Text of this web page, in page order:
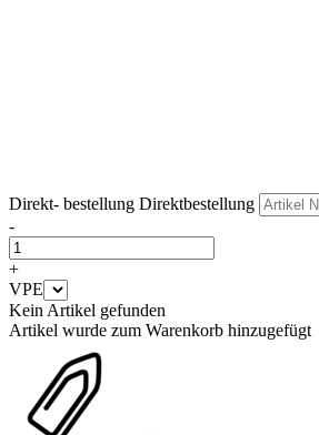
Direkt- bestellung Direktbestellung
-
+
VPE
Kein Artikel gefunden
Artikel wurde zum Warenkorb hinzugefügt